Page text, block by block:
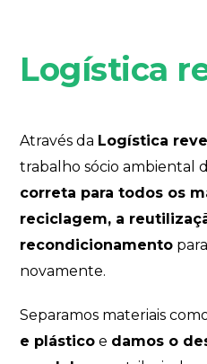
Logística
Através da Logística
trabalho sócio ambiental
correta para todos os
reciclagem, a
recondicionamento
novamente.
Separamos materiais
e plástico e damos o